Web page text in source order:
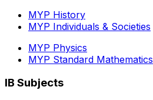
MYP History
MYP Individuals & Societies
MYP Physics
MYP Standard Mathematics
IB Subjects